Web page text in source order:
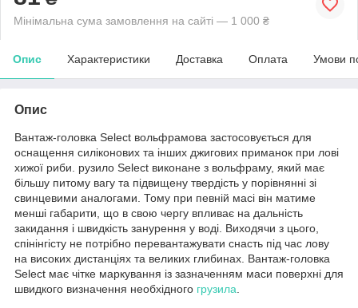
Мінімальна сума замовлення на сайті — 1 000 ₴
Опис Характеристики Доставка Оплата Умови
Опис
Вантаж-головка Select вольфрамова застосовується для
оснащення силіконових та інших джигових приманок при лові
хижої риби. рузило Select виконане з вольфраму, який має
більшу питому вагу та підвищену твердість у порівнянні зі
свинцевими аналогами. Тому при певній масі він матиме
менші габарити, що в свою чергу впливає на дальність
закидання і швидкість занурення у воді. Виходячи з цього,
спінінгісту не потрібно перевантажувати снасть під час лову
на високих дистанціях та великих глибинах. Вантаж-головка
Select має чітке маркування із зазначенням маси поверхні для
швидкого визначення необхідного грузила